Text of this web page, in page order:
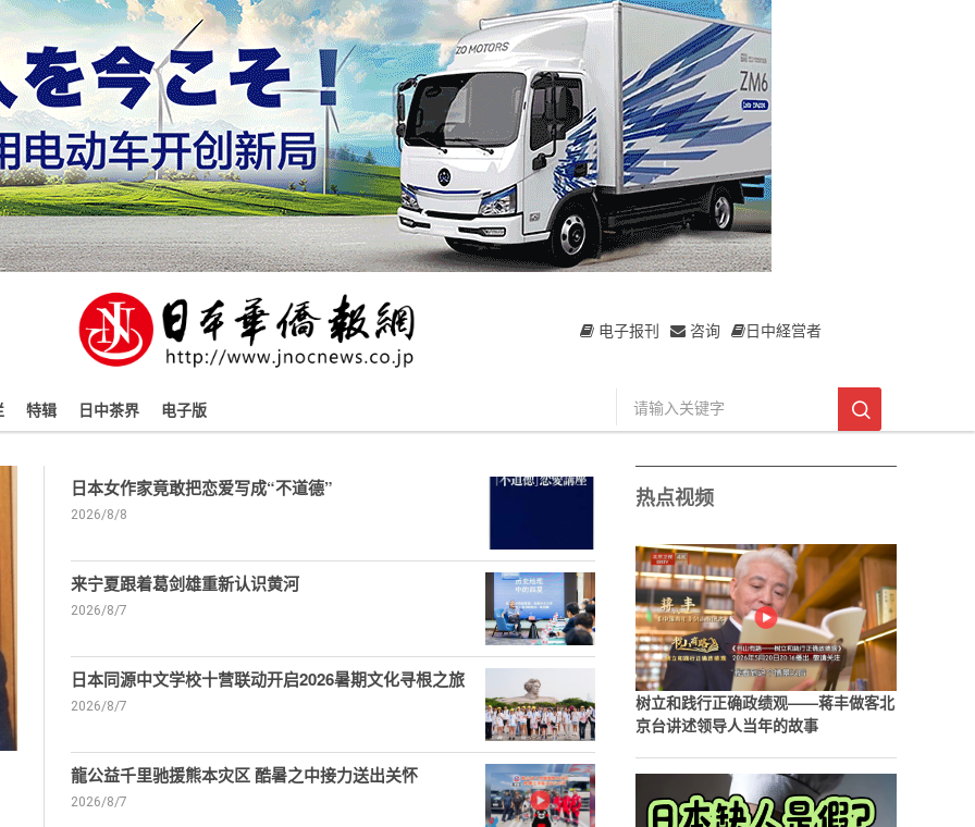
电子报刊 咨询 日中経営者
特辑 日中茶界 电子版
日本女作家竟敢把恋爱写成“不道德”
2026/8/8
来宁夏跟着葛剑雄重新认识黄河
2026/8/7
日本同源中文学校十营联动开启2026暑期文化寻根之旅
2026/8/7
龍公益千里驰援熊本灾区 酷暑之中接力送出关怀
2026/8/7
热点视频
树立和践行正确政绩观——蒋丰做客北
京台讲述领导人当年的故事